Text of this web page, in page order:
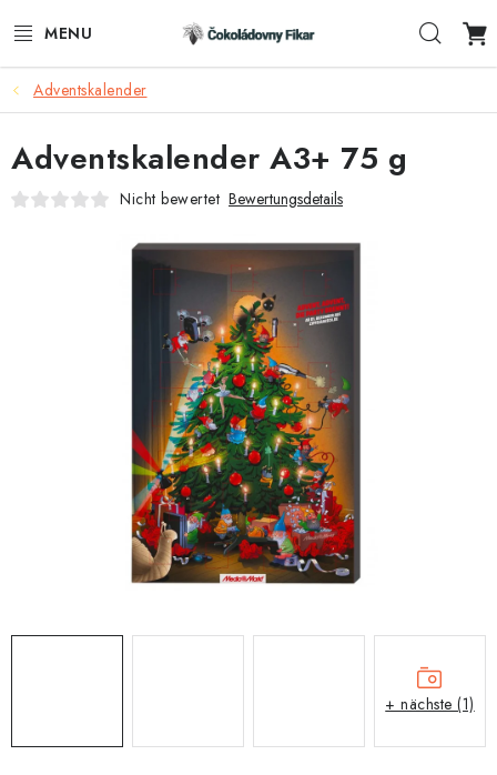
Inhalt
E-SHOP
WERBEARTIKEL
INFORMACE
FUNKČNÍ ČOKOLÁDA
Geschäftsbedingungen
Reklamace
Adventskalender
Adventskalender A3+ 75 g
Nicht bewertet Bewertungsdetails
+ nächste (1)